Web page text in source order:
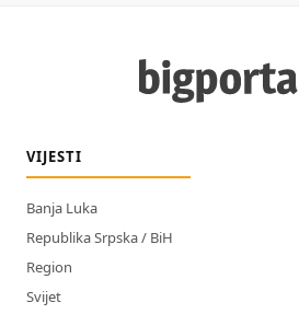
VIJESTI
Banja Luka
Republika Srpska / BiH
Region
Svijet